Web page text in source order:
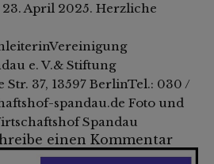
April 2025. Herzliche
e. V.& Stiftung
37, 13597 BerlinTel.: 030 /
spandau.de Foto und
Spandau
einen Kommentar